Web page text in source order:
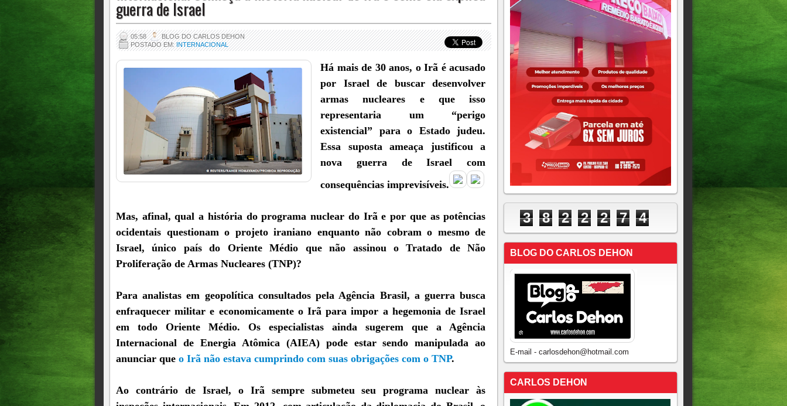
guerra de Israel
05:58
BLOG DO CARLOS DEHON
POSTADO EM:INTERNACIONAL
Há mais de 30 anos, o Irã é acusado
por Israel de buscar desenvolver
armas nucleares e que isso
representaria um “perigo
existencial” para o Estado judeu.
Essa suposta ameaça justificou a
nova guerra de Israel com
consequências imprevisíveis.
Mas, afinal, qual a história do programa nuclear do Irã e por que as potências
ocidentais questionam o projeto iraniano enquanto não cobram o mesmo de
Israel, único país do Oriente Médio que não assinou o Tratado de Não
Proliferação de Armas Nucleares (TNP)?
Para analistas em geopolítica consultados pela Agência Brasil, a guerra busca
enfraquecer militar e economicamente o Irã para impor a hegemonia de Israel
em todo Oriente Médio. Os especialistas ainda sugerem que a Agência
Internacional de Energia Atômica (AIEA) pode estar sendo manipulada ao
anunciar que o Irã não estava cumprindo com suas obrigações com o TNP.
Ao contrário de Israel, o Irã sempre submeteu seu programa nuclear às
3 8 2 2 2 7 4
BLOG DO CARLOS DEHON
E-mail - carlosdehon@hotmail.com
CARLOS DEHON